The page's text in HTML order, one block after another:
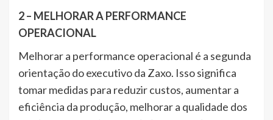
2 – MELHORAR A PERFORMANCE
OPERACIONAL
Melhorar a performance operacional é a segunda
orientação do executivo da Zaxo. Isso significa
tomar medidas para reduzir custos, aumentar a
eficiência da produção, melhorar a qualidade dos